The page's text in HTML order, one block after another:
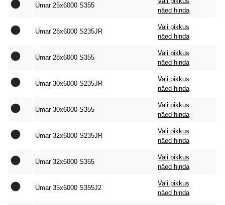
Ümar 25x6000 S355
näed hinda
Ümar 28x6000 S235JR
Vali pikkus
näed hinda
Ümar 28x6000 S355
Vali pikkus
näed hinda
Ümar 30x6000 S235JR
Vali pikkus
näed hinda
Ümar 30x6000 S355
Vali pikkus
näed hinda
Ümar 32x6000 S235JR
Vali pikkus
näed hinda
Ümar 32x6000 S355
Vali pikkus
näed hinda
Ümar 35x6000 S355J2
Vali pikkus
näed hinda